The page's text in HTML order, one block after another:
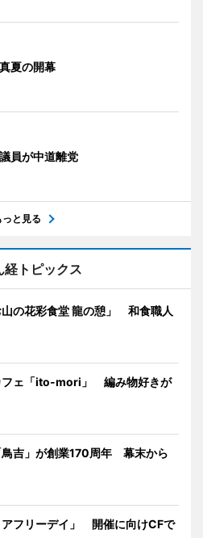
夏の開幕
員が中道離党
っと見る
経トピックス
の花彩食堂 龍の憩」 和食職人
フェ「ito-mori」 編み物好きが
鳥吉」が創業170周年 幕末から
アフリーデイ」 開催に向けCFで